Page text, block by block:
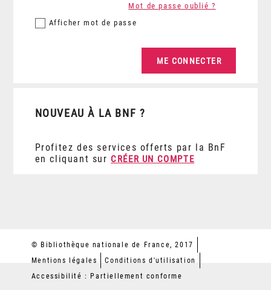
Afficher mot de passe
Mot de passe oublié ?
NOUVEAU À LA BNF ?
Profitez des services offerts par la BnF
en cliquant sur CRÉER UN COMPTE
© Bibliothèque nationale de France, 2017
Mentions légales
Conditions d'utilisation
Accessibilité : Partiellement conforme